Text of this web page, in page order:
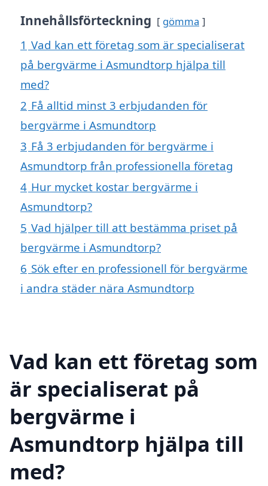
Innehållsförteckning gömma
1 Vad kan ett företag som är specialiserat
på bergvärme i Asmundtorp hjälpa till
med?
2 Få alltid minst 3 erbjudanden för
bergvärme i Asmundtorp
3 Få 3 erbjudanden för bergvärme i
Asmundtorp från professionella företag
4 Hur mycket kostar bergvärme i
Asmundtorp?
5 Vad hjälper till att bestämma priset på
bergvärme i Asmundtorp?
6 Sök efter en professionell för bergvärme
i andra städer nära Asmundtorp
Vad kan ett företag som
är specialiserat på
bergvärme i
Asmundtorp hjälpa till
med?